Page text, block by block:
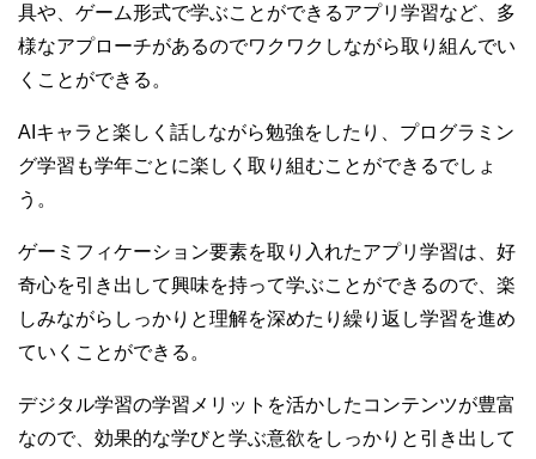
具や、ゲーム形式で学ぶことができるアプリ学習など、多
様なアプローチがあるのでワクワクしながら取り組んでい
くことができる。
AIキャラと楽しく話しながら勉強をしたり、プログラミン
グ学習も学年ごとに楽しく取り組むことができるでしょ
う。
ゲーミフィケーション要素を取り入れたアプリ学習は、好
奇心を引き出して興味を持って学ぶことができるので、楽
しみながらしっかりと理解を深めたり繰り返し学習を進め
ていくことができる。
デジタル学習の学習メリットを活かしたコンテンツが豊富
なので、効果的な学びと学ぶ意欲をしっかりと引き出して